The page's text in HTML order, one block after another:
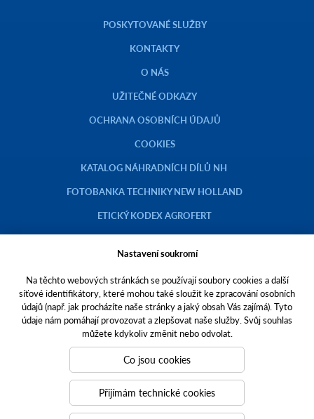
POSKYTOVANÉ SLUŽBY
KONTAKTY
O NÁS
UŽITEČNÉ ODKAZY
OCHRANA OSOBNÍCH ÚDAJŮ
COOKIES
KATALOG NÁHRADNÍCH DÍLŮ NH
FOTOBANKA TECHNIKY NEW HOLLAND
ETICKÝ KODEX AGROFERT
Copyright © 2023 AGROTEC a.s.
Toto jsou internetové stránky společnosti AGROTEC a. s., se sídlem v
Hustopečích, Brněnská 74, PSČ 69301, IČO 00544957,
zapsané v OR vedeném Krajským soudem v Brně, oddíl B, vložka 138.
Společnost AGROTEC a.s. je členem koncernu AGROFERT řízeného
společností AGROFERT, a.s.,
IČO 26185610, se sídlem na adrese Pyšelská 2327/2, Chodov, 149 00
Praha 4.
Nastavení soukromí
Na těchto webových stránkách se používají soubory cookies a další
síťové identifikátory, které mohou také sloužit ke zpracování osobních
údajů (např. jak procházíte naše stránky a jaký obsah Vás zajímá). Tyto
údaje nám pomáhají provozovat a zlepšovat naše služby. Svůj souhlas
můžete kdykoliv změnit nebo odvolat.
Co jsou cookies
Přijímám technické cookies